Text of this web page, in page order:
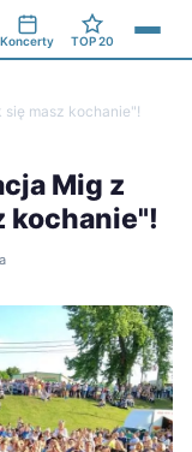
Koncerty TOP 20
się masz kochanie"!
Mig z
kochanie"!